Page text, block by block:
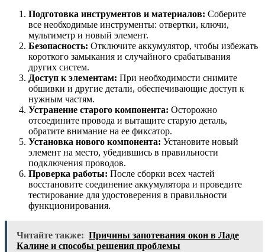
Подготовка инструментов и материалов: Соберите
все необходимые инструменты: отвертки, ключи,
мультиметр и новый элемент.
Безопасность: Отключите аккумулятор, чтобы избежать
короткого замыкания и случайного срабатывания
других систем.
Доступ к элементам: При необходимости снимите
обшивки и другие детали, обеспечивающие доступ к
нужным частям.
Устранение старого компонента: Осторожно
отсоедините провода и вытащите старую деталь,
обратите внимание на ее фиксатор.
Установка нового компонента: Установите новый
элемент на место, убедившись в правильности
подключения проводов.
Проверка работы: После сборки всех частей
восстановите соединение аккумулятора и проведите
тестирование для удостоверения в правильности
функционирования.
Читайте также: Причины запотевания окон в Ладе
Калине и способы решения проблемы